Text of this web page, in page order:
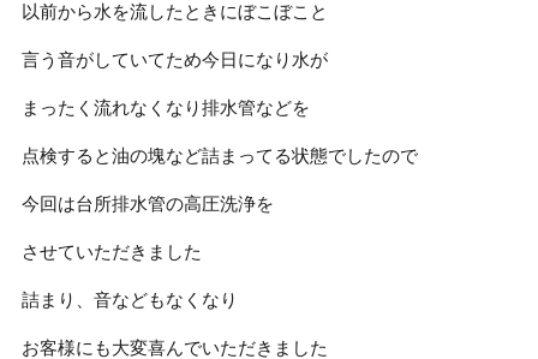
以前から水を流したときにぼこぼこと
言う音がしていてため今日になり水が
まったく流れなくなり排水管などを
点検すると油の塊など詰まってる状態でしたので
今回は台所排水管の高圧洗浄を
させていただきました
詰まり、音などもなくなり
お客様にも大変喜んでいただきました